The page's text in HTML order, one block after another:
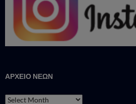
ΑΡΧΕΙΟ ΝΕΩΝ
ΑΡΧΕΙΟ